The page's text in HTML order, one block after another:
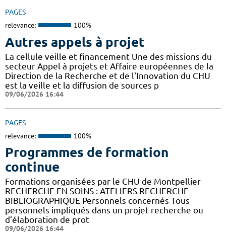
PAGES
relevance: 100%
Autres appels à projet
La cellule veille et financement Une des missions du
secteur Appel à projets et Affaire européennes de la
Direction de la Recherche et de l'Innovation du CHU
est la veille et la diffusion de sources p
09/06/2026 16:44
PAGES
relevance: 100%
Programmes de formation
continue
Formations organisées par le CHU de Montpellier
RECHERCHE EN SOINS : ATELIERS RECHERCHE
BIBLIOGRAPHIQUE Personnels concernés Tous
personnels impliqués dans un projet recherche ou
d’élaboration de prot
09/06/2026 16:44